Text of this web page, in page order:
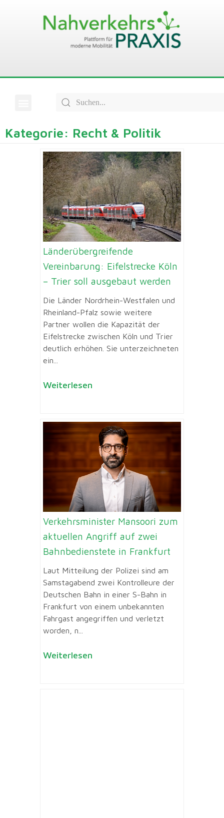
Kategorie: Recht & Politik
Länderübergreifende
Vereinbarung: Eifelstrecke Köln
– Trier soll ausgebaut werden
Die Länder Nordrhein-Westfalen und
Rheinland-Pfalz sowie weitere
Partner wollen die Kapazität der
Eifelstrecke zwischen Köln und Trier
deutlich erhöhen. Sie unterzeichneten
ein...
Weiterlesen
Verkehrsminister Mansoori zum
aktuellen Angriff auf zwei
Bahnbedienstete in Frankfurt
Laut Mitteilung der Polizei sind am
Samstagabend zwei Kontrolleure der
Deutschen Bahn in einer S-Bahn in
Frankfurt von einem unbekannten
Fahrgast angegriffen und verletzt
worden, n...
Weiterlesen